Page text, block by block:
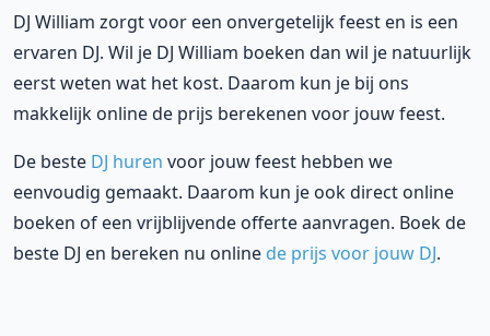
DJ William zorgt voor een onvergetelijk feest en is een
ervaren DJ. Wil je DJ William boeken dan wil je natuurlijk
eerst weten wat het kost. Daarom kun je bij ons
makkelijk online de prijs berekenen voor jouw feest.
De beste DJ huren voor jouw feest hebben we
eenvoudig gemaakt. Daarom kun je ook direct online
boeken of een vrijblijvende offerte aanvragen. Boek de
beste DJ en bereken nu online de prijs voor jouw DJ.